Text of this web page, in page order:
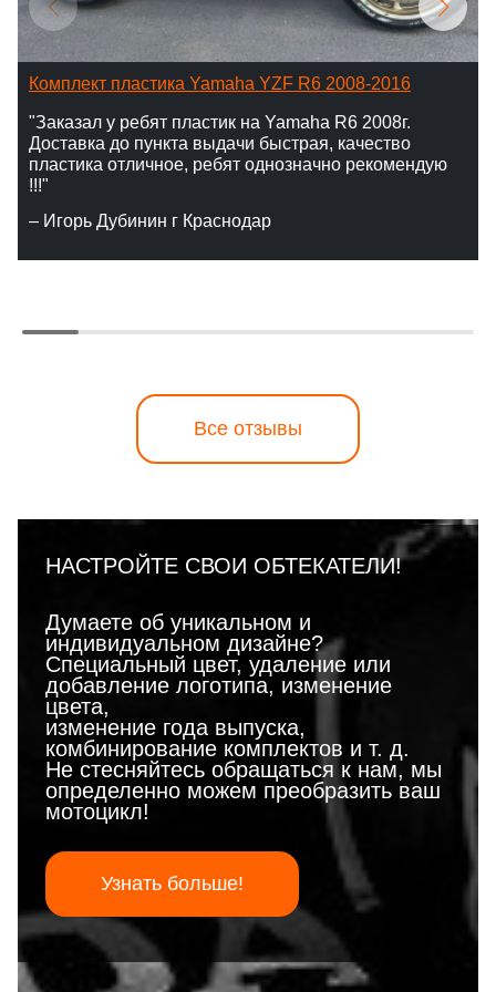
Комплект пластика Yamaha YZF R6 2008-2016
"Заказал у ребят пластик на Yamaha R6 2008г.
Доставка до пункта выдачи быстрая, качество
пластика отличное, ребят однозначно рекомендую
!!!"
– Игорь Дубинин г Краснодар
Все отзывы
НАСТРОЙТЕ СВОИ ОБТЕКАТЕЛИ!
Думаете об уникальном и
индивидуальном дизайне?
Специальный цвет, удаление или
добавление логотипа, изменение
цвета,
изменение года выпуска,
комбинирование комплектов и т. д.
Не стесняйтесь обращаться к нам, мы
определенно можем преобразить ваш
мотоцикл!
Узнать больше!